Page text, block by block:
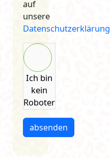
auf
unsere
Datenschutzerklärung
Ich bin
kein
Roboter
absenden